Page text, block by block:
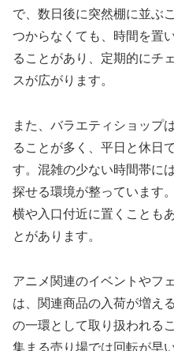
で、数日後に突然棚に並ぶ
つからなくても、時間を置
ることがあり、定期的にチ
スが広がります。
また、バラエティショップ
ることが多く、平日と休日
す。混雑の少ない時間帯に
探せる環境が整っています
横や入口付近に置くことも
とがあります。
アニメ関連のイベントやフ
は、関連商品の入荷が増え
の一環として取り扱われる
集まる売り場では回転が早